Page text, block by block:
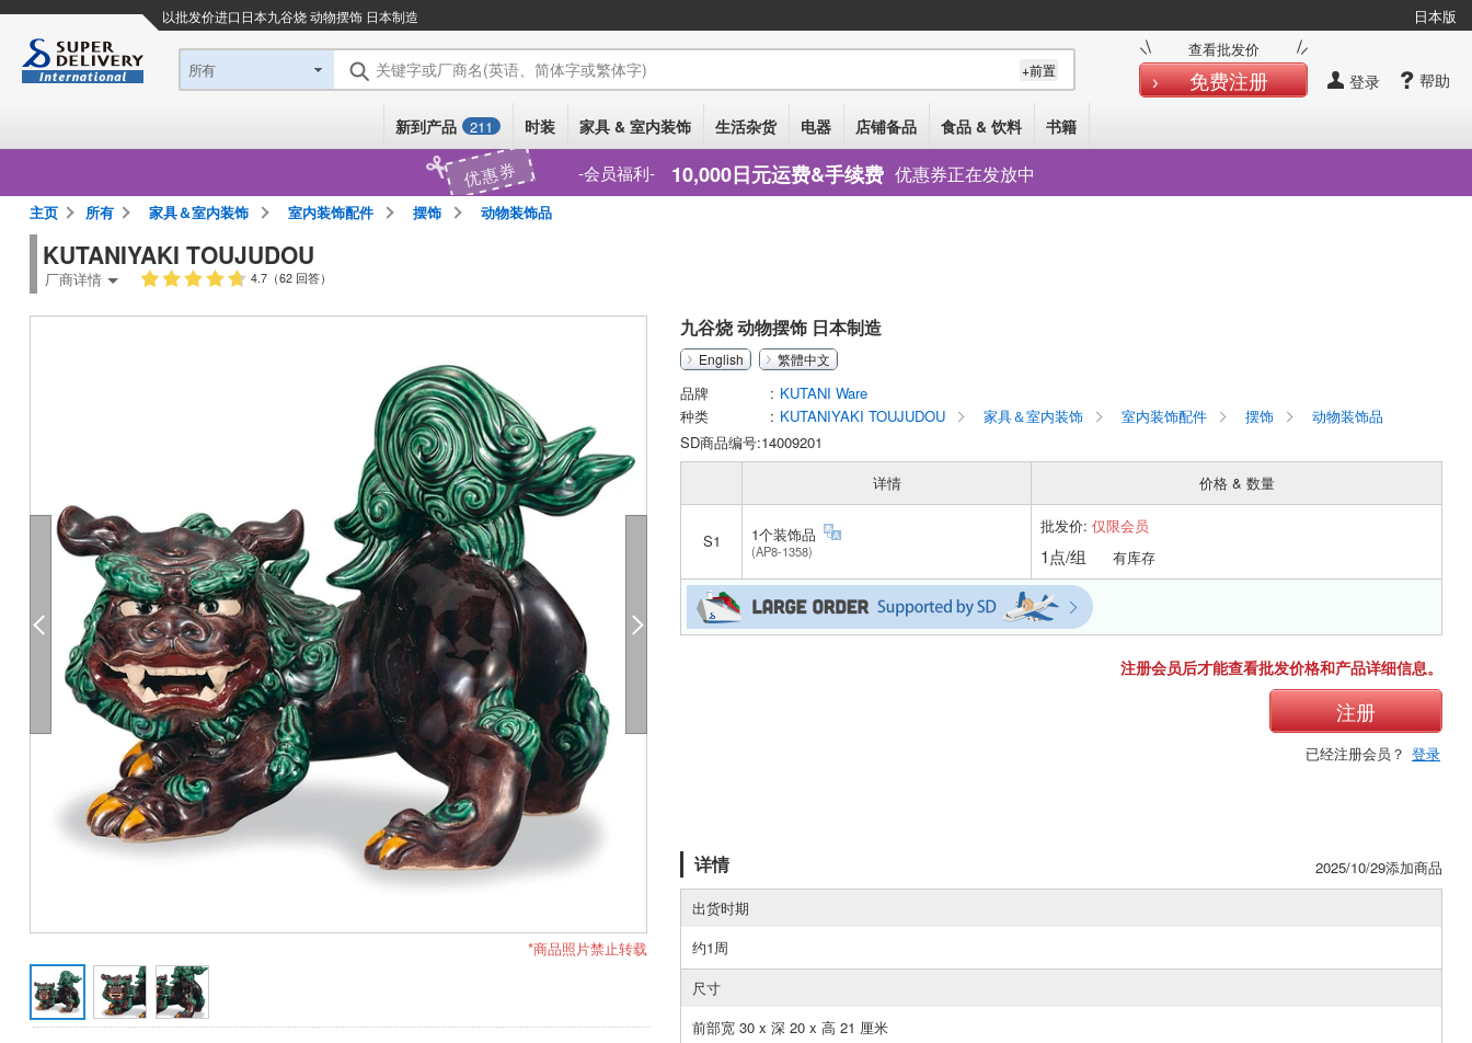
以批发价进口日本九谷烧 动物摆饰 日本制造 日本版
帮助
登录
查看批发价
免费注册
所有 关键字或厂商名(英语、简体字或繁体字) +前置
新到产品 211 时装 家具 & 室内装饰 生活杂货 电器 店铺备品 食品 & 饮料 书籍
优惠券 会员福利 10,000日元运费&手续费 优惠券正在发放中
主页 所有 家具＆室内装饰 室内装饰配件 摆饰 动物装饰品
KUTANIYAKI TOUJUDOU
厂商详情 4.7（62 回答）
*商品照片禁止转载
九谷烧 动物摆饰 日本制造
English 繁體中文
品牌
KUTANI Ware
种类
KUTANIYAKI TOUJUDOU 家具＆室内装饰 室内装饰配件 摆饰
动物装饰品
SD商品编号:14009201
详情
价格 & 数量
S1 1个装饰品
(AP8-1358)
批发价: 仅限会员
1点/组 有库存
注册会员后才能查看批发价格和产品详细信息。
注册
已经注册会员？ 登录
详情
2025/10/29添加商品
出货时期
约1周
尺寸
前部宽 30 x 深 20 x 高 21 厘米